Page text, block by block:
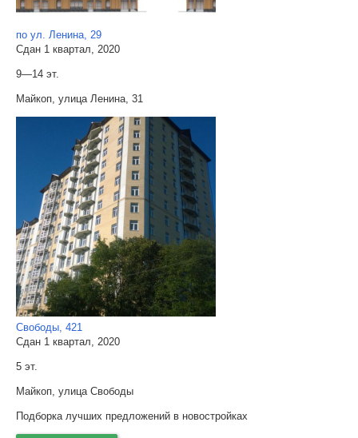
по ул. Ленина, 29
Сдан 1 квартал, 2020
9—14 эт.
Майкоп, улица Ленина, 31
Свободы, 421
Сдан 1 квартал, 2020
5 эт.
Майкоп, улица Свободы
Подборка лучших предложений в новостройках